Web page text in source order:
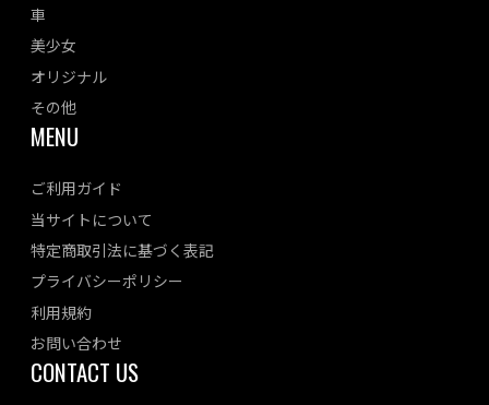
車
美少女
オリジナル
その他
MENU
ご利用ガイド
当サイトについて
特定商取引法に基づく表記
プライバシーポリシー
利用規約
お問い合わせ
CONTACT US